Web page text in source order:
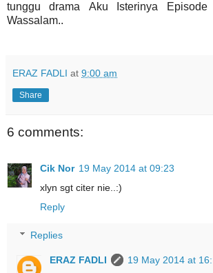
tunggu drama Aku Isterinya
Wassalam..
ERAZ FADLI at 9:00 am
Share
6 comments:
Cik Nor 19 May 2014 at 09:23
xlyn sgt citer nie..:)
Reply
Replies
ERAZ FADLI
19 May 2014 at